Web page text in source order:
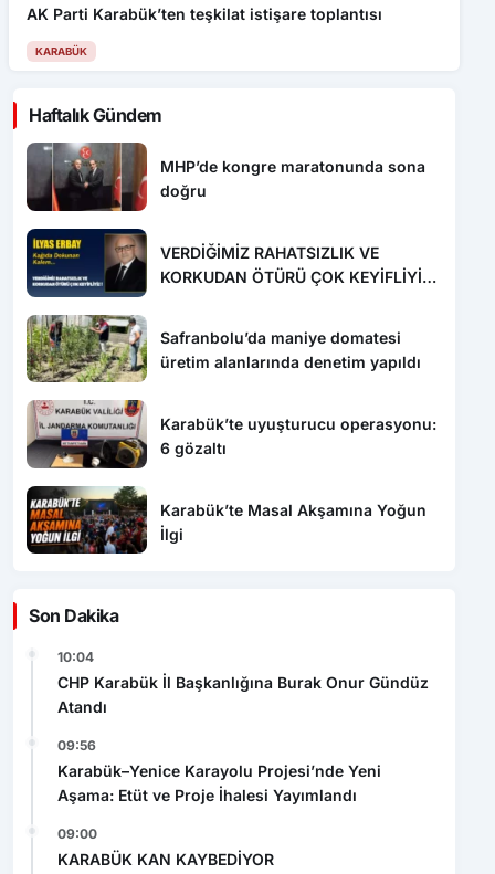
AK Parti Karabük’ten teşkilat istişare toplantısı
KARABÜK
Haftalık Gündem
MHP’de kongre maratonunda sona
doğru
VERDİĞİMİZ RAHATSIZLIK VE
KORKUDAN ÖTÜRÜ ÇOK KEYİFLİYİZ
Safranbolu’da maniye domatesi
üretim alanlarında denetim yapıldı
Karabük’te uyuşturucu operasyonu:
6 gözaltı
Karabük’te Masal Akşamına Yoğun
İlgi
Son Dakika
10:04
CHP Karabük İl Başkanlığına Burak Onur Gündüz
Atandı
09:56
Karabük–Yenice Karayolu Projesi’nde Yeni
Aşama: Etüt ve Proje İhalesi Yayımlandı
09:00
KARABÜK KAN KAYBEDİYOR